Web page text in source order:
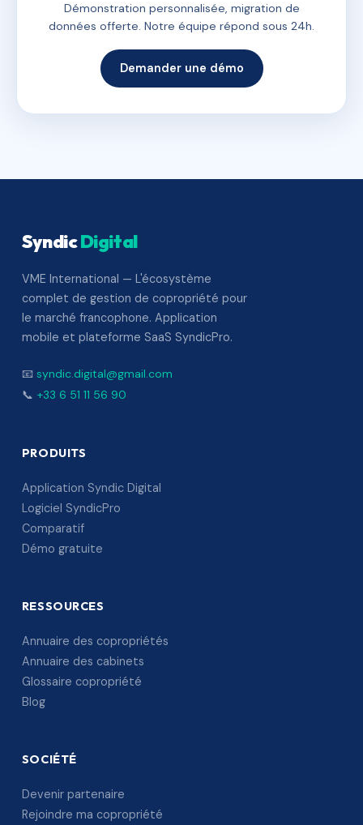
Démonstration personnalisée, migration de
données offerte. Notre équipe répond sous 24h.
Demander une démo
SyndicDigital
VME International — L'écosystème
complet de gestion de copropriété pour
le marché francophone. Application
mobile et plateforme SaaS SyndicPro.
📧 syndic.digital@gmail.com
📞 +33 6 51 11 56 90
PRODUITS
Application Syndic Digital
Logiciel SyndicPro
Comparatif
Démo gratuite
RESSOURCES
Annuaire des copropriétés
Annuaire des cabinets
Glossaire copropriété
Blog
SOCIÉTÉ
Devenir partenaire
Rejoindre ma copropriété